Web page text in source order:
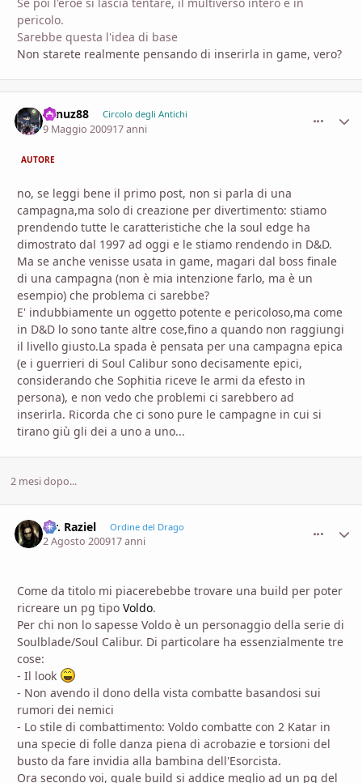
pericolo.
Sarebbe questa l'idea di base
Non starete realmente pensando di inserirla in game, vero?
vanuz88 Circolo degli Antichi
9 Maggio 200917 anni
AUTORE
no, se leggi bene il primo post, non si parla di una
campagna,ma solo di creazione per divertimento: stiamo
prendendo tutte le caratteristiche che la soul edge ha
dimostrato dal 1997 ad oggi e le stiamo rendendo in D&D.
Ma se anche venisse usata in game, magari dal boss finale
di una campagna (non è mia intenzione farlo, ma è un
esempio) che problema ci sarebbe?
E' indubbiamente un oggetto potente e pericoloso,ma come
in D&D lo sono tante altre cose,fino a quando non raggiungi
il livello giusto.La spada è pensata per una campagna epica
(e i guerrieri di Soul Calibur sono decisamente epici,
considerando che Sophitia riceve le armi da efesto in
persona), e non vedo che problemi ci sarebbero ad
inserirla. Ricorda che ci sono pure le campagne in cui si
tirano giù gli dei a uno a uno...
2 mesi dopo...
Mr. Raziel Ordine del Drago
2 Agosto 200917 anni
Come da titolo mi piacerebebbe trovare una build per poter
ricreare un pg tipo Voldo.
Per chi non lo sapesse Voldo è un personaggio della serie di
Soulblade/Soul Calibur. Di particolare ha essenzialmente tre
cose:
- Il look
- Non avendo il dono della vista combatte basandosi sui
rumori dei nemici
- Lo stile di combattimento: Voldo combatte con 2 Katar in
una specie di folle danza piena di acrobazie e torsioni del
busto da fare invidia alla bambina dell'Esorcista.
Ora secondo voi, quale build si addice meglio ad un pg del